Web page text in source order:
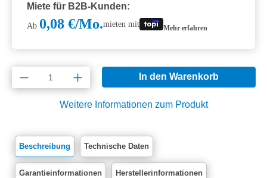
Miete für B2B-Kunden:
Ab 0,08 €/Mo.mieten mit Mehr erfahren
Produkt Anzahl: Gib den gewünschten
In den Warenkorb
Weitere Informationen zum Produkt
Beschreibung Technische Daten
Garantieinformationen Herstellerinformationen